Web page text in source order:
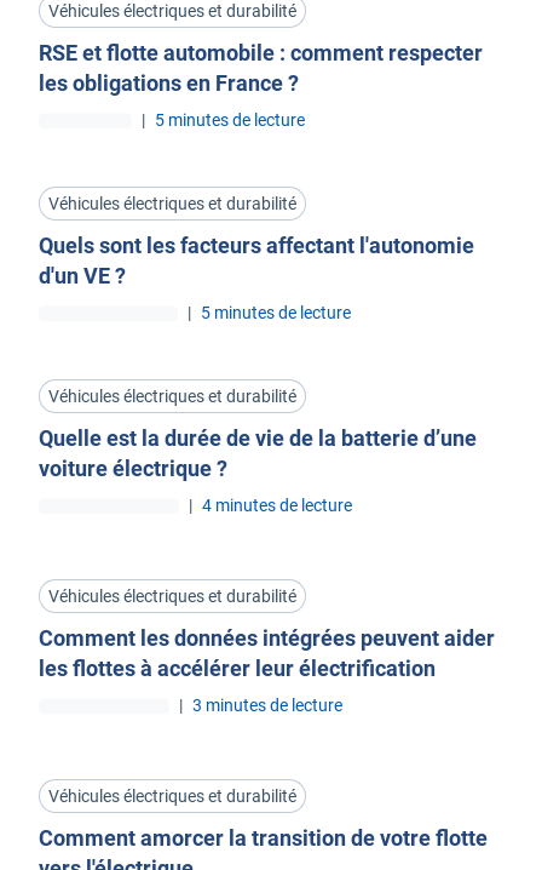
Véhicules électriques et durabilité
RSE et flotte automobile : comment respecter
les obligations en France ?
| 5 minutes de lecture
Véhicules électriques et durabilité
Quels sont les facteurs affectant l'autonomie
d'un VE ?
| 5 minutes de lecture
Véhicules électriques et durabilité
Quelle est la durée de vie de la batterie d’une
voiture électrique ?
| 4 minutes de lecture
Véhicules électriques et durabilité
Comment les données intégrées peuvent aider
les flottes à accélérer leur électrification
| 3 minutes de lecture
Véhicules électriques et durabilité
Comment amorcer la transition de votre flotte